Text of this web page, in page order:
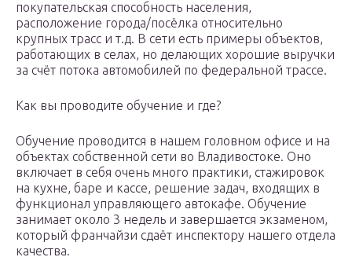
покупательская способность населения,
расположение города/посёлка относительно
крупных трасс и т.д. В сети есть примеры объектов,
работающих в селах, но делающих хорошие выручки
за счёт потока автомобилей по федеральной трассе.
Как вы проводите обучение и где?
Обучение проводится в нашем головном офисе и на
объектах собственной сети во Владивостоке. Оно
включает в себя очень много практики, стажировок
на кухне, баре и кассе, решение задач, входящих в
функционал управляющего автокафе. Обучение
занимает около 3 недель и завершается экзаменом,
который франчайзи сдаёт инспектору нашего отдела
качества.